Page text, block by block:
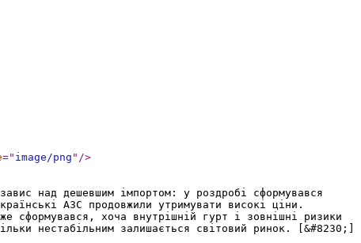
=" image/png " />
над дешевшим імпортом: у роздробі сформувався
АЗС продовжили утримувати високі ціни.
сформувався, хоча внутрішній гурт і зовнішні ризики
нестабільним залишається світовий ринок. [&#8230;]